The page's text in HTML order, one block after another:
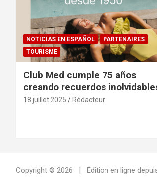
NOTICIAS EN ESPAÑOL
PARTENAIRES
TOURISME
Club Med cumple 75 años
creando recuerdos
18 juillet 2025 Rédacteur
Copyright © 2026 Édition en ligne